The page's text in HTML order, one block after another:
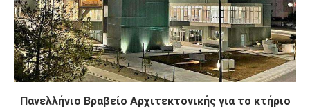
Πανελλήνιο Βραβείο Αρχιτεκτονικής για το κτήριο